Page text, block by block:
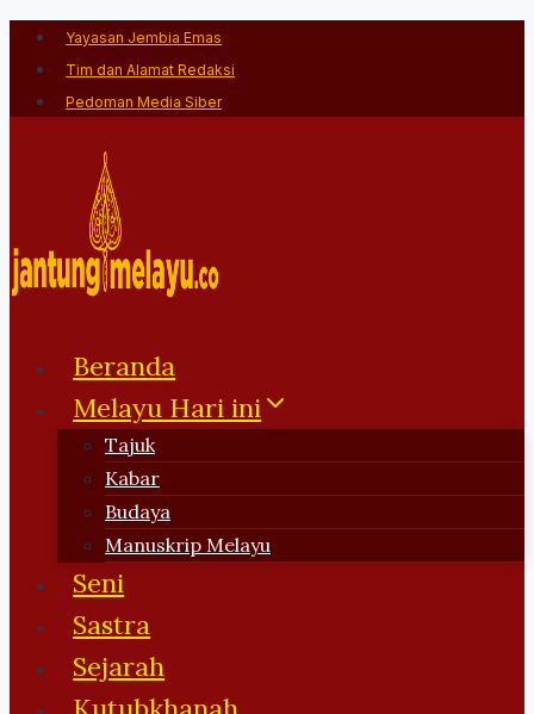
Skip
content
Yayasan Jembia Emas
Tim dan Alamat Redaksi
Pedoman Media Siber
Beranda
Melayu Hari ini
Tajuk
Kabar
Budaya
Manuskrip Melayu
Seni
Sastra
Sejarah